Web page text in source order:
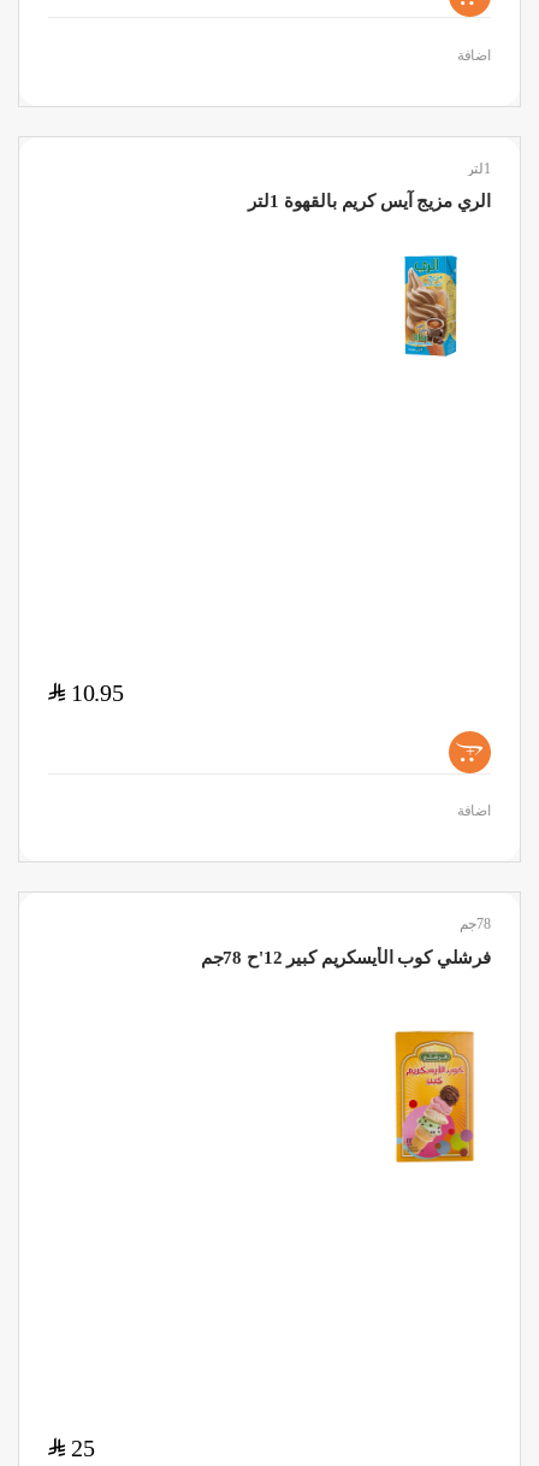
اضافة
1لتر
الري مزيج آيس كريم بالقهوة 1لتر
10.95
$
+
اضافة
78جم
فرشلي كوب الأيسكريم كبير 12'ح 78جم
25
$